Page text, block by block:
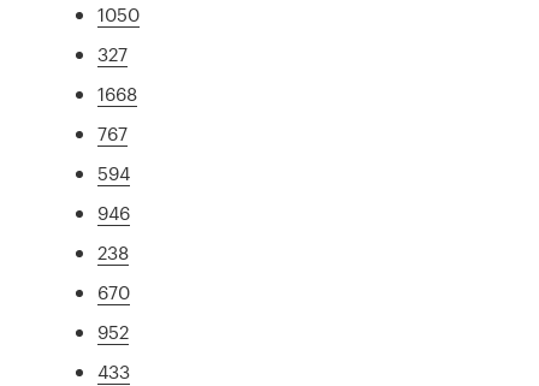
1050
327
1668
767
594
946
238
670
952
433